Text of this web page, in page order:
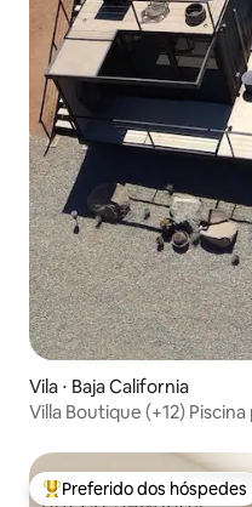
Vila ⋅ Baja California
Villa Boutique (+12)
Entre os melhores
Preferido dos hóspedes